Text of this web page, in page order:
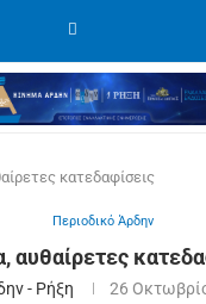
κατεδαφίσεις
Περιοδικό Άρδην
αυθαίρετες
- Ρήξη 26